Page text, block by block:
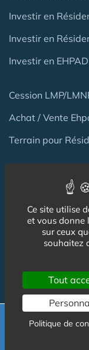
Investir en
Investir en
Investir en EHPAD
Cession LMP/
Achat / Vente
Terrain pour
Résidence
Résidence
Achat pour y
FAQ
Investir en
Investir en
Besoin
Ce site utilise
et vous donne
sur ceux
souhaitez
Tout
Politique de